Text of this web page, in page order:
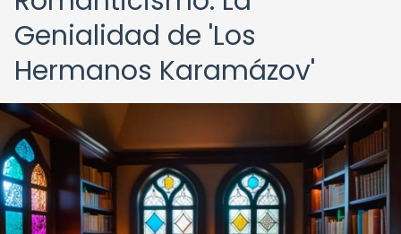
Genialidad de 'Los
Hermanos Karamázov'